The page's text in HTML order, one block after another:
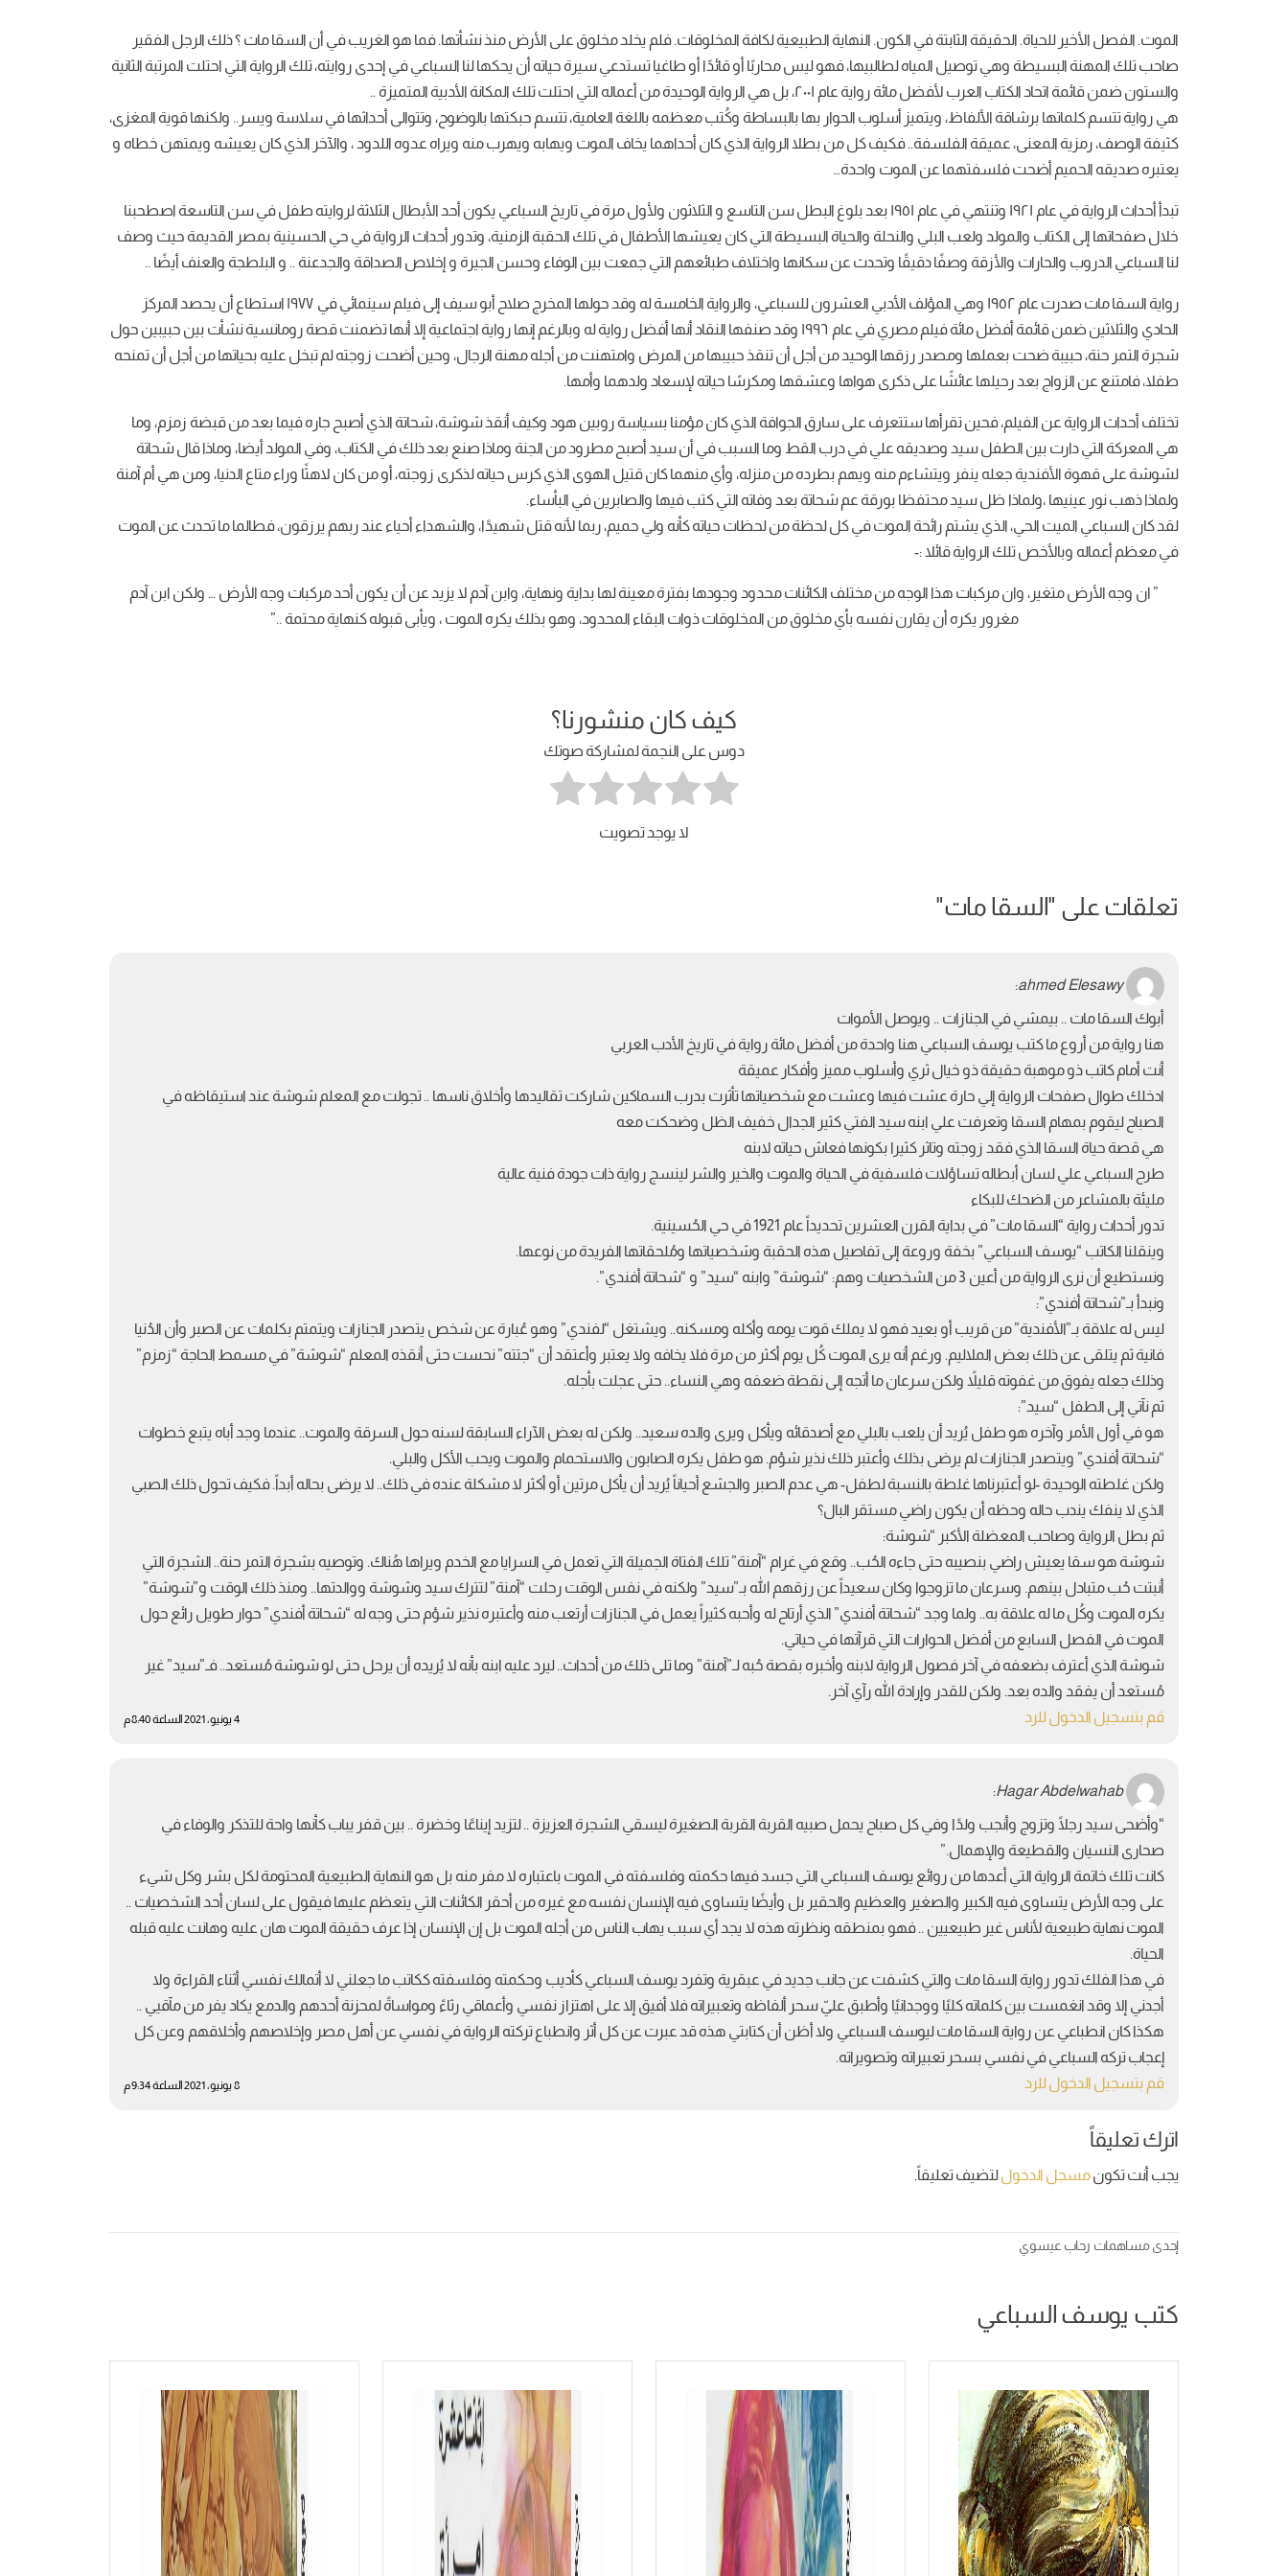
الموت. الفصل الأخير للحياة. الحقيقة الثابتة في الكون. النهاية الطبيعية لكافة المخلوقات. فلم يخلد مخلوق على الأرض منذ نشأتها. فما هو الغريب في أن السقا مات ؟ ذلك الرجل الفقير
صاحب تلك المهنة البسيطة وهي توصيل المياه لطالبيها، فهو ليس محاربًا أو قائدًا أو طاغيا تستدعي سيرة حياته أن يحكها لنا السباعي في إحدى روايته، تلك الرواية التي احتلت المرتبة الثانية
والستون ضمن قائمة اتحاد الكتاب العرب لأفضل مائة رواية عام ٢٠٠١، بل هي الرواية الوحيدة من أعماله التي احتلت تلك المكانة الأدبية المتميزة ..
هي رواية تتسم كلماتها برشاقة الألفاظ، ويتميز أسلوب الحوار بها بالبساطة وكُتب معظمه باللغة العامية، تتسم حبكتها بالوضوح، وتتوالى أحداثها في سلاسة ويسر.. ولكنها قوية المغزى،
كثيفة الوصف، رمزية المعنى، عميقة الفلسفة.. فكيف كل من بطلا الرواية الذي كان أحداهما يخاف الموت ويهابه ويهرب منه ويراه عدوه اللدود ، والآخر الذي كان يعيشه ويمتهن خطاه و
يعتبره صديقه الحميم أضحت فلسفتهما عن الموت واحدة…
تبدأ أحداث الرواية في عام ١٩٢١ وتنتهي في عام ١٩٥١ بعد بلوغ البطل سن التاسع و الثلاثون ولأول مرة في تاريخ السباعي يكون أحد الأبطال الثلاثة لروايته طفل في سن التاسعة اصطحبنا
خلال صفحاتها إلى الكتاب والمولد ولعب البلي والنحلة والحياة البسيطة التي كان يعيشها الأطفال في تلك الحقبة الزمنية، وتدور أحداث الرواية في حي الحسينية بمصر القديمة حيث وصف
لنا السباعي الدروب والحارات والأزقة وصفًا دقيقًا وتحدث عن سكانها واختلاف طبائعهم التي جمعت بين الوفاء وحسن الجيرة و إخلاص الصداقة والجدعنة .. و البلطجة والعنف أيضًا ..
رواية السقا مات صدرت عام ١٩٥٢ وهي المؤلف الأدبي العشرون للسباعي، والرواية الخامسة له وقد حولها المخرج صلاح أبو سيف إلى فيلم سينمائي في ١٩٧٧ استطاع أن يحصد المركز
الحادي والثلاثين ضمن قائمة أفضل مائة فيلم مصري في عام ١٩٩٦ وقد صنفها النقاد أنها أفضل رواية له وبالرغم إنها رواية اجتماعية إلا أنها تضمنت قصة رومانسية نشأت بين حبيبين حول
شجرة التمر حنة، حبيبة ضحت بعملها ومصدر رزقها الوحيد من أجل أن تنقذ حبيبها من المرض وامتهنت من أجله مهنة الرجال، وحين أضحت زوجته لم تبخل عليه بحياتها من أجل أن تمنحه
طفلا، فامتنع عن الزواج بعد رحيلها عائشًا على ذكرى هواها وعشقها ومكرسًا حياته لإسعاد ولدهما وأمها.
تختلف أحداث الرواية عن الفيلم، فحين تقرأها ستتعرف على سارق الجوافة الذي كان مؤمنا بسياسة روبين هود وكيف أنقذ شوشة، شحاتة الذي أصبح جاره فيما بعد من قبضة زمزم، وما
هي المعركة التي دارت بين الطفل سيد وصديقه علي في درب القط وما السبب في أن سيد أصبح مطرود من الجنة وماذا صنع بعد ذلك في الكتاب، وفي المولد أيضا، وماذا قال شحاتة
لشوشة على قهوة الأفندية جعله ينفر ويتشاءم منه ويهم بطرده من منزله، وأي منهما كان قتيل الهوى الذي كرس حياته لذكرى زوجته، أو من كان لاهثًا وراء متاع الدنيا، ومن هي أم آمنة
ولماذا ذهب نور عينيها ،ولماذا ظل سيد محتفظا بورقة عم شحاتة بعد وفاته التي كتب فيها والصابرين في البأساء.
لقد كان السباعي الميت الحي، الذي يشتم رائحة الموت في كل لحظة من لحظات حياته كأنه ولي حميم، ربما لأنه قتل شهيدًا، والشهداء أحياء عند ربهم يرزقون، فطالما ما تحدث عن الموت
في معظم أعماله وبالأخص تلك الرواية قائلا :-
” ان وجه الأرض متغير، وان مركبات هذا الوجه من مختلف الكائنات محدود وجودها بفترة معينة لها بداية ونهاية، وابن آدم لا يزيد عن أن يكون أحد مركبات وجه الأرض … ولكن ابن آدم
مغرور يكره أن يقارن نفسه بأي مخلوق من المخلوقات ذوات البقاء المحدود، وهو بذلك يكره الموت ، ويأبى قبوله كنهاية محتمة ..”
كيف كان منشورنا؟
دوس على النجمة لمشاركة صوتك
لا يوجد تصويت
تعلقات على "السقا مات"
ahmed Elesawy
:
4 يونيو، 2021 الساعة 8:40 م
أبوك السقا مات .. بيمشي في الجنازات .. ويوصل الأموات
هنا رواية من أروع ما كتب يوسف السباعي هنا واحدة من أفضل مائة رواية في تاريخ الأدب العربي
أنت أمام كاتب ذو موهبة حقيقة ذو خيال ثري وأسلوب مميز وأفكار عميقة
ادخلك طوال صفحات الرواية إلي حارة عشت فيها وعشت مع شخصياتها تأثرت بدرب السماكين شاركت تقاليدها وأخلاق ناسها .. تجولت مع المعلم شوشة عند استيقاظه في
الصباح ليقوم بمهام السقا وتعرفت علي ابنه سيد الفتي كثير الجدال خفيف الظل وضحكت معه
هي قصة حياة السقا الذي فقد زوجته وتاثر كثيرا بكونها فعاش حياته لابنه
طرح السباعي علي لسان أبطاله تساؤلات فلسفية في الحياة والموت والخير والشر لينسج رواية ذات جودة فنية عالية
مليئة بالمشاعر من الضحك للبكاء
تدور أحداث رواية “السقا مات” في بداية القرن العشرين تحديداً عام 1921 في حي الحُسينية.
وينقلنا الكاتب “يوسف السباعي” بخفة وروعة إلى تفاصيل هذه الحقبة وشخصياتها ومُلحقاتها الفريدة من نوعها.
ونستطيع أن نرى الرواية من أعين 3 من الشخصيات وهم: “شوشة” وابنه “سيد” و “شحاتة أفندي”.
ونبدأ بـ”شحاتة أفندي”:
ليس له علاقة بـ”الأفندية” من قريب أو بعيد فهو لا يملك قوت يومه وأكله ومسكنه.. ويشتغل “لفندي” وهو عُبارة عن شخص يتصدر الجنازات ويتمتم بكلمات عن الصبر وأن الدُنيا
فانية ثم يتلقى عن ذلك بعض الملاليم. ورغم أنه يرى الموت كُل يوم أكثر من مرة فلا يخافه ولا يعتبر وأعتقد أن “جتته” نحست حتى أنقذه المعلم “شوشة” في مسمط الحاجة “زمزم”
وذلك جعله يفوق من غفوته قليلاً ولكن سرعان ما أتجه إلى نقطة ضعفه وهي النساء.. حتى عجلت بأجله.
ثم نآتي إلى الطفل “سيد”:
هو في أول الأمر وآخره هو طفل يُريد أن يلعب بالبلي مع أصدقائه ويأكل ويرى والده سعيد.. ولكن له بعض الآراء السابقة لسنه حول السرقة والموت.. عندما وجد أباه يتبع خطوات
“شحاتة أفندي” ويتصدر الجنازات لم يرضى بذلك وأعتبر ذلك نذير شؤم. هو طفل يكره الصابون والاستحمام والموت ويحب الأكل والبلي.
ولكن غلطته الوحيدة -لو أعتبرناها غلطة بالنسبة لطفل- هي عدم الصبر والجشع أحياناً يُريد أن يأكل مرتين أو أكثر لا مشكلة عنده في ذلك.. لا يرضى بحاله أبداً. فكيف تحول ذلك الصبي
الذي لا ينفك يندب حاله وحظه أن يكون راضي مستقر البال؟
ثم بطل الرواية وصاحب المعضلة الأكبر “شوشة:
شوشة هو سقا يعيش راضي بنصيبه حتى جاءه الحُب.. وقع في غرام “آمنة” تلك الفتاة الجميلة التي تعمل في السرايا مع الخدم ويراها هُناك. وتوصيه بشجرة التمر حنة.. الشجرة التي
أنبتت حُب متبادل بينهم. وسرعان ما تزوجوا وكان سعيداً عن رزقهم الله بـ”سيد” ولكنه في نفس الوقت رحلت “آمنة” لتترك سيد وشوشة ووالدتها.. ومنذ ذلك الوقت و”شوشة”
يكره الموت وكُل ما له علاقة به.. ولما وجد “شحاتة أفندي” الذي أرتاح له وأحبه كثيراً يعمل في الجنازات أرتعب منه وأعتبره نذير شؤم حتى وجه له “شحاتة أفندي” حوار طويل رائع حول
الموت في الفصل السابع من أفضل الحوارات التي قرآتها في حياتي.
شوشة الذي أعترف بضعفه في آخر فصول الرواية لابنه وأخبره بقصة حُبه لـ”آمنة” وما تلى ذلك من أحداث.. ليرد عليه ابنه بأنه لا يُريده أن يرحل حتى لو شوشة مُستعد.. فـ”سيد” غير
مُستعد أن يفقد والده بعد. ولكن للقدر وإرادة الله رآي آخر.
قم بتسجيل الدخول للرد
Hagar Abdelwahab
:
8 يونيو، 2021 الساعة 9:34 م
“وأضحى سيد رجلًا وتزوج وأنجب ولدًا وفي كل صباح يحمل صبيه القربة القربة الصغيرة ليسقي الشجرة العزيزة .. لتزيد إيناعًا وخضرة .. بين قفر يباب كأنها واحة للتذكر والوفاء في
صحارى النسيان والقطيعة والإهمال.”
كانت تلك خاتمة الرواية التي أعدها من روائع يوسف السباعي التي جسد فيها حكمته وفلسفته في الموت باعتباره لا مفر منه بل هو النهاية الطبيعية المحتومة لكل بشر وكل شيء
على وجه الأرض يتساوى فيه الكبير والصغير والعظيم والحقير بل وأيضًا يتساوى فيه الإنسان نفسه مع غيره من أحقر الكائنات التي يتعظم عليها فيقول على لسان أحد الشخصيات ..
الموت نهاية طبيعية لأناس غير طبيعيين .. فهو بمنطقه ونظرته هذه لا يجد أي سبب يهاب الناس من أجله الموت بل إن الإنسان إذا عرف حقيقة الموت هان عليه وهانت عليه قبله
الحياة.
في هذا الفلك تدور رواية السقا مات والتي كشفت عن جانب جديد في عبقرية وتفرد يوسف السباعي كأديب وحكمته وفلسفته ككاتب ما جعلني لا أتمالك نفسي أثناء القراءة ولا
أجدني إلا وقد انغمست بين كلماته كليًا ووجدانيًا وأطبق عليّ سحر ألفاظه وتعبيراته فلا أفيق إلا على اهتزاز نفسي وأعماقي رثاءً ومواساةً لمحزنة أحدهم والدمع يكاد يفر من مآقيي ..
هكذا كان انطباعي عن رواية السقا مات ليوسف السباعي ولا أظن أن كتابتي هذه قد عبرت عن كل أثر وانطباع تركته الرواية في نفسي عن أهل مصر وإخلاصهم وأخلاقهم وعن كل
إعجاب تركه السباعي في نفسي بسحر تعبيراته وتصويراته.
قم بتسجيل الدخول للرد
اترك تعليقاً
يجب أنت تكونمسجل الدخوللتضيف تعليقاً.
إحدى مساهمات رحاب عيسوي
كتب يوسف السباعي